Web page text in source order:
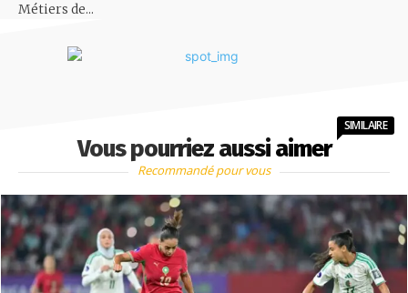
Métiers de...
Vous pourriez aussi aimer
SIMILAIRE
Recommandé pour vous